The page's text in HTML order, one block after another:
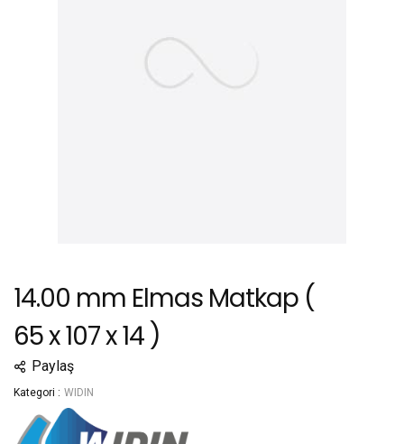
14.00 mm Elmas Matkap (
65 x 107 x 14 )
Paylaş
Kategori : WIDIN